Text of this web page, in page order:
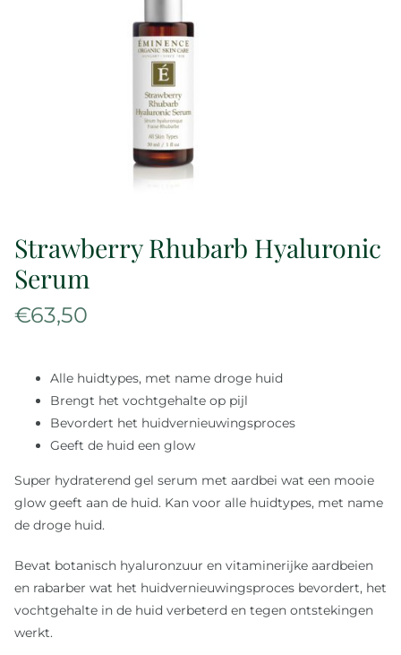
Over ons
Reviews
Onze merken
Contact
Strawberry Rhubarb Hyaluronic
Serum
€63,50
Alle huidtypes, met name droge huid
Brengt het vochtgehalte op pijl
Bevordert het huidvernieuwingsproces
Geeft de huid een glow
Super hydraterend gel serum met aardbei wat een mooie
glow geeft aan de huid. Kan voor alle huidtypes, met name
de droge huid.
Bevat botanisch hyaluronzuur en vitaminerijke aardbeien
en rabarber wat het huidvernieuwingsproces bevordert, het
vochtgehalte in de huid verbeterd en tegen ontstekingen
werkt.